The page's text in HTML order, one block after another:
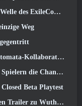
Ticketverkaufs an
Weg
4000 Credits und ein neuer Titel
Beta Playtest
Edgerunners Crossover